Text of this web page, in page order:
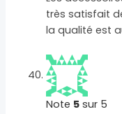
très satisfait
la qualité est
Note 5 sur 5